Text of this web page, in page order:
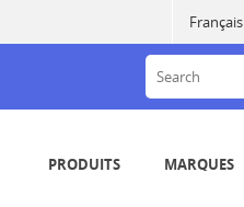
Français
PRODUITS MARQUES